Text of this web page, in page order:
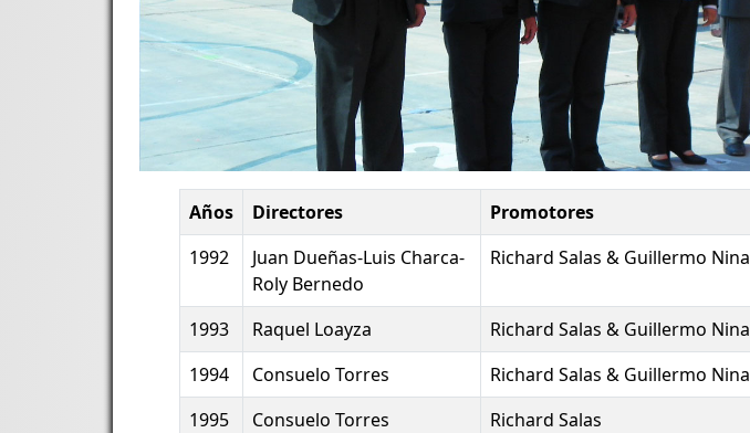
Años Directores
Promotores
1992
Juan Dueñas-Luis Charca-
Roly Bernedo
Richard Salas & Guillermo Nina
1993 Raquel Loayza
Richard Salas & Guillermo Nina
1994
Consuelo Torres
Richard Salas & Guillermo Nina
1995
Consuelo Torres
Richard Salas